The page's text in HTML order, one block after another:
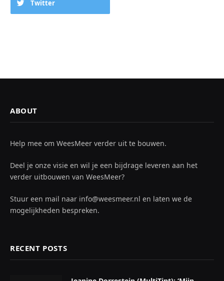
Twitter
ABOUT
Help mee om WeesMeer verder uit te bouwen.
Deel je onze visie en wil je een bijdrage leveren aan het
verder uitbouwen van WeesMeer?
Stuur een mail naar info@weesmeer.nl en laten we de
mogelijkheden bespreken.
RECENT POSTS